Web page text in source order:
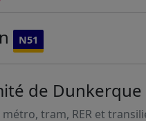
N51
de Dunkerque
tram, RER et